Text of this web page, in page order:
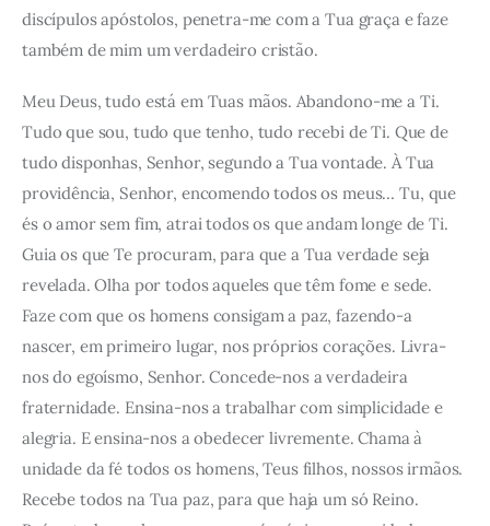
discípulos apóstolos, penetra-me com a Tua graça e faze
também de mim um verdadeiro cristão.
Meu Deus, tudo está em Tuas mãos. Abandono-me a Ti.
Tudo que sou, tudo que tenho, tudo recebi de Ti. Que de
tudo disponhas, Senhor, segundo a Tua vontade. À Tua
providência, Senhor, encomendo todos os meus… Tu, que
és o amor sem fim, atrai todos os que andam longe de Ti.
Guia os que Te procuram, para que a Tua verdade seja
revelada. Olha por todos aqueles que têm fome e sede.
Faze com que os homens consigam a paz, fazendo-a
nascer, em primeiro lugar, nos próprios corações. Livra-
nos do egoísmo, Senhor. Concede-nos a verdadeira
fraternidade. Ensina-nos a trabalhar com simplicidade e
alegria. E ensina-nos a obedecer livremente. Chama à
unidade da fé todos os homens, Teus filhos, nossos irmãos.
Recebe todos na Tua paz, para que haja um só Reino.